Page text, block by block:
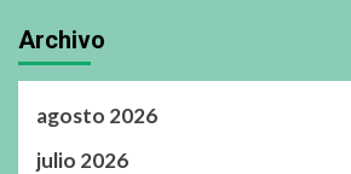
Archivo
agosto 2026
julio 2026